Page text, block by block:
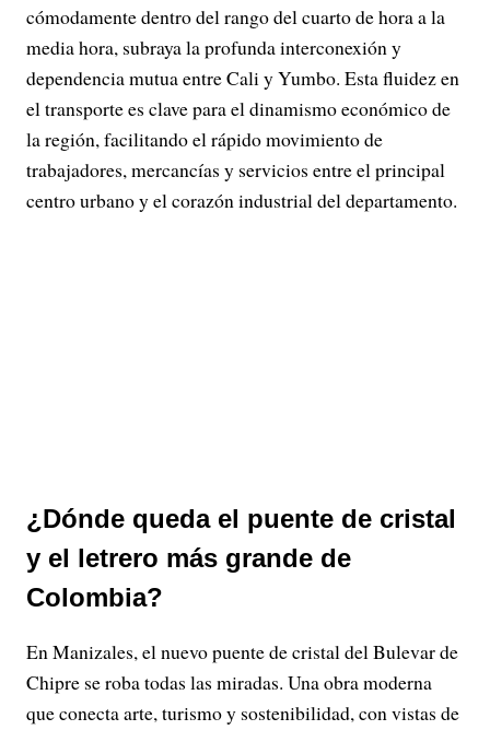
cómodamente dentro del rango del cuarto de hora a la
media hora, subraya la profunda interconexión y
dependencia mutua entre Cali y Yumbo. Esta fluidez en
el transporte es clave para el dinamismo económico de
la región, facilitando el rápido movimiento de
trabajadores, mercancías y servicios entre el principal
centro urbano y el corazón industrial del departamento.
¿Dónde queda el puente de cristal
y el letrero más grande de
Colombia?
En Manizales, el nuevo puente de cristal del Bulevar de
Chipre se roba todas las miradas. Una obra moderna
que conecta arte, turismo y sostenibilidad, con vistas de